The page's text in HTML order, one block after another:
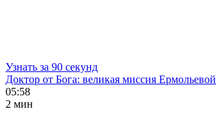
Узнать за 90 секунд
Доктор от Бога: великая миссия Ермольевой
05:58
2 мин